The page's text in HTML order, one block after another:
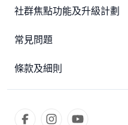
社群焦點功能及升級計劃
常見問題
條款及細則